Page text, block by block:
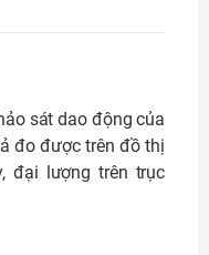
sát dao động của
đo được trên đồ thị
đại lượng trên trục